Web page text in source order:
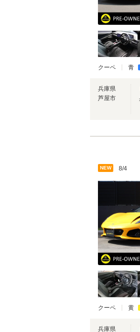
クーペ 青
兵庫県
芦屋市
NEW 8/4
クーペ 黄
兵庫県